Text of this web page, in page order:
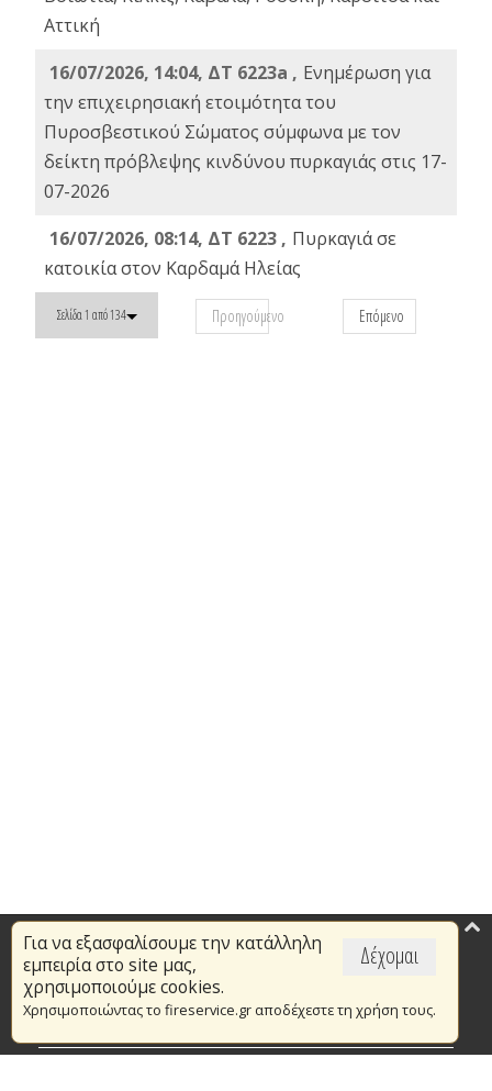
Αττική
16/07/2026, 14:04, ΔΤ 6223a , Ενημέρωση για
την επιχειρησιακή ετοιμότητα του
Πυροσβεστικού Σώματος σύμφωνα με τον
δείκτη πρόβλεψης κινδύνου πυρκαγιάς στις 17-
07-2026
16/07/2026, 08:14, ΔΤ 6223 , Πυρκαγιά σε
κατοικία στον Καρδαμά Ηλείας
Σελίδα 1 από 134 Προηγούμενο Επόμενο
Δέχομαι
Για να εξασφαλίσουμε την κατάλληλη
εμπειρία στο site μας,
χρησιμοποιούμε cookies.
Χρησιμοποιώντας το fireservice.gr αποδέχεστε τη χρήση τους.
Επικαιρότητα
Το Πυροσβεστικό Σώμα